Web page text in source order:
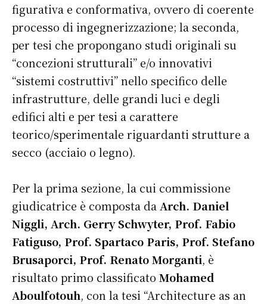
figurativa e conformativa, ovvero di coerente
processo di ingegnerizzazione; la seconda,
per tesi che propongano studi originali su
“concezioni strutturali” e/o innovativi
“sistemi costruttivi” nello specifico delle
infrastrutture, delle grandi luci e degli
edifici alti e per tesi a carattere
teorico/sperimentale riguardanti strutture a
secco (acciaio o legno).
Per la prima sezione, la cui commissione
giudicatrice è composta da Arch. Daniel
Niggli, Arch. Gerry Schwyter, Prof. Fabio
Fatiguso, Prof. Spartaco Paris, Prof. Stefano
Brusaporci, Prof. Renato Morganti, è
risultato primo classificato Mohamed
Aboulfotouh, con la tesi “Architecture as an